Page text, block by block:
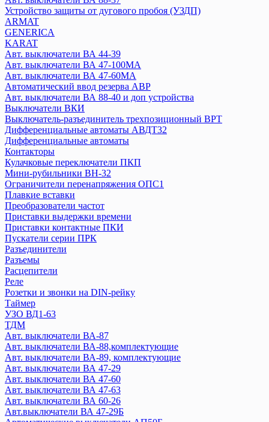
Кулачковые переключатели
Переключатели нагрузки
Плавкие вставки
Посты кнопочные
Предохранители ПКТ
Разъединитель РБ, РПБ
Расцепители
Реле
Розетки на DIN-рейку
Рубильники, выключатели нагрузки
АВДТ
Выключатели путевые
УЗО
IEK
Авт. выключатели ВА77 (воздушные)
Переключатель кулачковый MASTER
Авт. выключатели ВА 44-35
Авт. выключатели ВА 44-33
Авт. выключатели ВА 88 (серия MASTER)
Авт. выключатели ВА 88-32 и доп устройства
Авт. выключатели ВА 88-33, (R)
Авт. выключатели ВА 88-35 и доп устройства
Авт. выключатели ВА 88-37
Устройство защиты от дугового пробоя (УЗДП)
ARMAT
GENERICA
KARAT
Авт. выключатели ВА 44-39
Авт. выключатели ВА 47-100MA
Авт. выключатели ВА 47-60MA
Автоматический ввод резерва АВР
Авт. выключатели ВА 88-40 и доп устройства
Устройство защиты от дугового пробоя (УЗДП)
ARMAT
GENERICA
KARAT
Авт. выключатели ВА 44-39
Авт. выключатели ВА 47-100MA
Авт. выключатели ВА 47-60MA
Автоматический ввод резерва АВР
Авт. выключатели ВА 88-40 и доп устройства
Выключатели ВКИ
Выключатель-разъединитель трехпозиционный ВРТ
Дифференциальные автоматы АВДТ32
Дифференциальные автоматы
Контакторы
Кулачковые переключатели ПКП
Мини-рубильники ВН-32
Ограничители перенапряжения ОПС1
Плавкие вставки
Преобразователи частот
Приставки выдержки времени
Приставки контактные ПКИ
Пускатели серии ПРК
Разъединители
Разъемы
Расцепители
Реле
Розетки и звонки на DIN-рейку
Таймер
УЗО ВД1-63
ТДМ
Авт. выключатели ВА-87
Авт. выключатели ВА-88,комплектующие
Авт. выключатели ВА-89, комплектующие
Авт. выключатели ВА 47-29
Авт. выключатели ВА 47-60
Авт. выключатели ВА 47-63
Авт. выключатели ВА 60-26
Авт.выключатели ВА 47-29Б